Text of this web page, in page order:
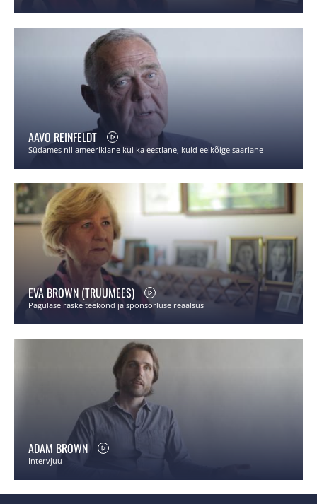
AAVO REINFELDT
Südames nii ameeriklane kui ka eestlane, kuid eelkõige saarlane
EVA BROWN (TRUUMEES)
Pagulase raske teekond ja sponsorluse reaalsus
ADAM BROWN
Intervjuu